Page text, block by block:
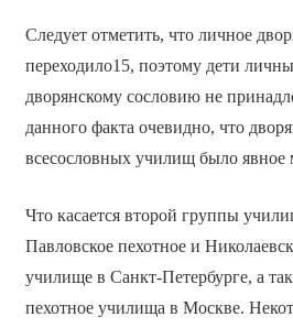
Следует отметить, что личное
переходило15, поэтому дети
дворянскому сословию не
данного факта очевидно, что
всесословных училищ было явное
Что касается второй группы
Павловское пехотное и
училище в Санкт-Петербурге, а
пехотное училища в Москве.